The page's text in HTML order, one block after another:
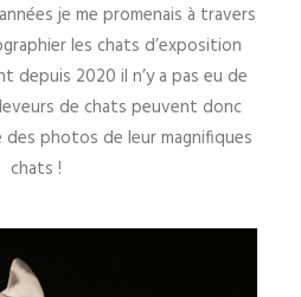
je me promenais à travers
les chats d’exposition
depuis 2020 il n’y a pas eu de
de chats peuvent donc
photos de leur magnifiques
chats !